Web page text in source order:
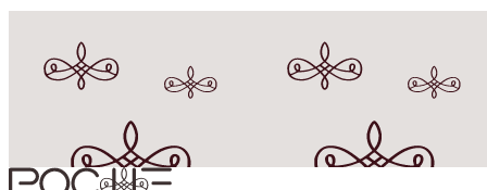
Принимаюполитикуобработки данных